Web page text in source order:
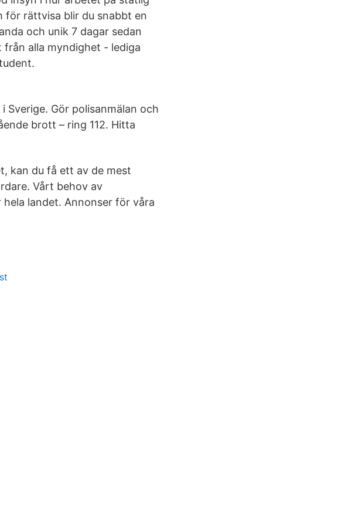
för rättvisa blir du snabbt en
och unik 7 dagar sedan
alla myndighet - lediga
Sverige. Gör polisanmälan och
brott – ring 112. Hitta
kan du få ett av de mest
Vårt behov av
landet. Annonser för våra